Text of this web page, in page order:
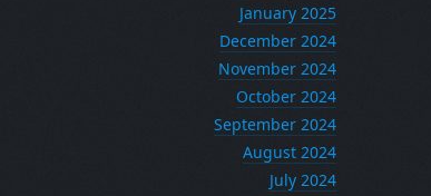
January 2025
December 2024
November 2024
October 2024
September 2024
August 2024
July 2024